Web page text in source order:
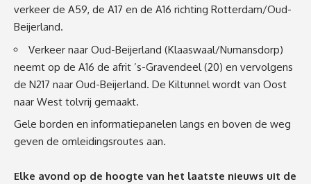
verkeer de A59, de A17 en de A16 richting Rotterdam/Oud-
Beijerland.
Verkeer naar Oud-Beijerland (Klaaswaal/Numansdorp)
neemt op de A16 de afrit ’s-Gravendeel (20) en vervolgens
de N217 naar Oud-Beijerland. De Kiltunnel wordt van Oost
naar West tolvrij gemaakt.
Gele borden en informatiepanelen langs en boven de weg
geven de omleidingsroutes aan.
Elke avond op de hoogte van het laatste nieuws uit de